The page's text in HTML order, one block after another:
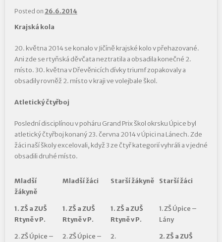
Posted on 26.6.2014
Krajská kola
20. května 2014 se konalo v Jičíně krajské kolo v přehazované.
Ani zde se rtyňská děvčata neztratila a obsadila konečné 2.
místo. 30. května v Dřevěnicích dívky triumf zopakovaly a
obsadily rovněž 2. místo v kraji ve volejbale škol.
Atletický čtyřboj
Poslední disciplínou v poháru Grand Prix škol okrsku Úpice byl
atletický čtyřboj konaný 23. června 2014 v Úpici na Lánech. Zde
žáci naší školy excelovali, když 3 ze čtyř kategorií vyhráli a v jedné
obsadili druhé místo.
Mladší
žákyně
Mladší žáci Starší žákyně Starší žáci
1. ZŠ a ZUŠ
Rtyně v P.
1. ZŠ a ZUŠ
Rtyně v P.
1. ZŠ a ZUŠ
Rtyně v P.
1. ZŠ Úpice –
Lány
2. ZŠ Úpice –
2. ZŠ Úpice –
2.
2. ZŠ a ZUŠ